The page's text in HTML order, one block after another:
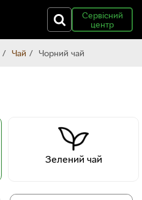
Сервісний
центр
Чай Чорний чай
Зелений чай